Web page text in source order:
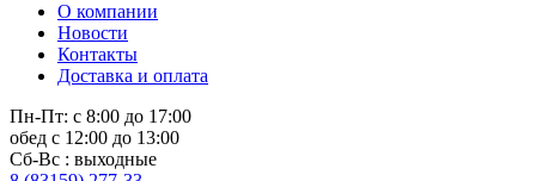
О компании
Новости
Контакты
Доставка и оплата
Пн-Пт: с 8:00 до 17:00
обед с 12:00 до 13:00
Сб-Вс : выходные